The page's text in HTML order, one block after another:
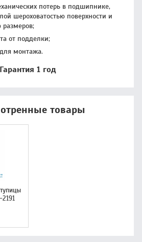
потерь в подшипнике,
шероховатостью поверхности и
размеров;
от подделки;
монтажа.
Гарантия 1 год
товары